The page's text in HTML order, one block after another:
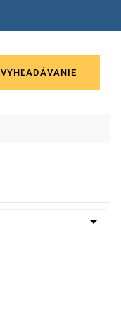
VYHĽADÁVANIE
